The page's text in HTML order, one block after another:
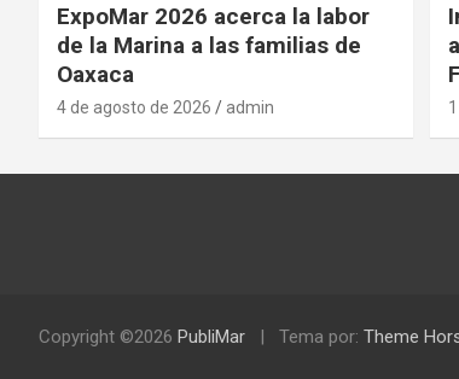
ExpoMar 2026 acerca la labor
de la Marina a las familias de
Oaxaca
4 de agosto de 2026 admin
Copyright ©2026 PubliMar Tema por: Theme